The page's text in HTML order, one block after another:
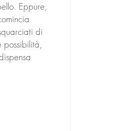
Eppure,
di
possibilità,